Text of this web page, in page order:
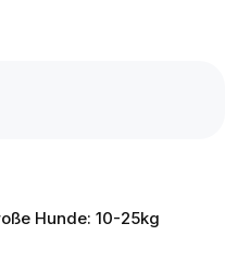
Hunde: 10-25kg